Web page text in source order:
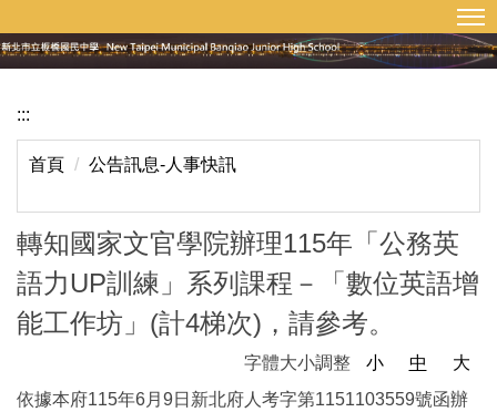
到
主
內
網站導覽
:::
首頁 公告訊息-人事快訊
轉知國家文官學院辦理115年「公務英
語力UP訓練」系列課程－「數位英語增
能工作坊」(計4梯次)，請參考。
字體大小調整 小 中
大
依據本府115年6月9日新北府人考字第1151103559號函辦